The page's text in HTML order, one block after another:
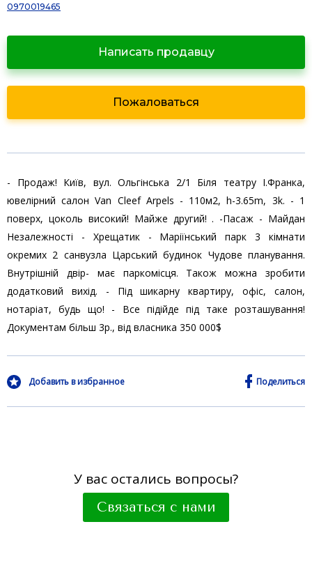
0970019465
Написать продавцу
Пожаловаться
- Продаж! Київ, вул. Ольгінська 2/1 Біля театру І.Франка,
ювелірний салон Van Cleef Arpels - 110м2, h-3.65m, 3k. - 1
поверх, цоколь високий! Майже другий! . -Пасаж - Майдан
Незалежності - Хрещатик - Маріїнський парк 3 кімнати
окремих 2 санвузла Царський будинок Чудове планування.
Внутрішній двір- має паркомісця. Також можна зробити
додатковий вихід. - Під шикарну квартиру, офіс, салон,
нотаріат, будь що! - Все підійде під таке розташування!
Документам більш 3р., від власника 350 000$
Добавить в избранное Поделиться
У вас остались вопросы?
Связаться с нами